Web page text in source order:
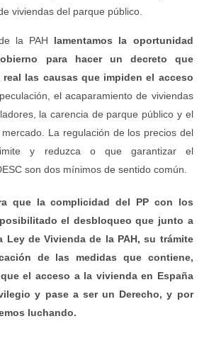
viviendas del parque público.
la PAH lamentamos la oportunidad
para hacer un decreto que
real las causas que impiden el acceso
el acaparamiento de viviendas
la carencia de parque público y el
La regulación de los precios del
y reduzca o que garantizar el
son dos mínimos de sentido común.
que la complicidad del PP con los
el desbloqueo que junto a
Ley de Vivienda de la PAH, su trámite
de las medidas que contiene,
el acceso a la vivienda en España
y pase a ser un Derecho, y por
luchando.